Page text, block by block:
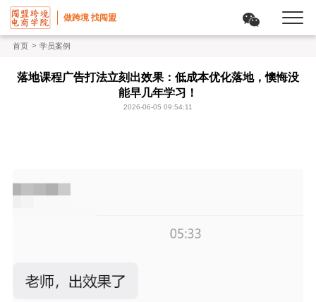
做跨境 找闯盟
首页 > 学员案例
落地课程广告打法立刻出效果：低成本优化落地，懊悔没
能早几年学习！
2026-06-05 09:54:11